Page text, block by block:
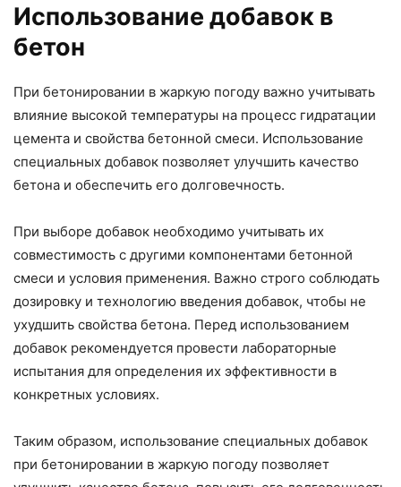
Использование добавок в
бетон
При бетонировании в жаркую погоду важно учитывать
влияние высокой температуры на процесс гидратации
цемента и свойства бетонной смеси. Использование
специальных добавок позволяет улучшить качество
бетона и обеспечить его долговечность.
При выборе добавок необходимо учитывать их
совместимость с другими компонентами бетонной
смеси и условия применения. Важно строго соблюдать
дозировку и технологию введения добавок, чтобы не
ухудшить свойства бетона. Перед использованием
добавок рекомендуется провести лабораторные
испытания для определения их эффективности в
конкретных условиях.
Таким образом, использование специальных добавок
при бетонировании в жаркую погоду позволяет